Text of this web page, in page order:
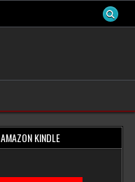
AMAZON KINDLE